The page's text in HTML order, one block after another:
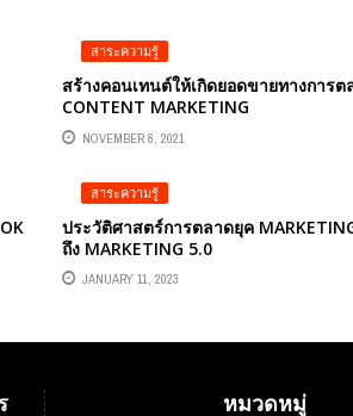
สาระความรู้
สร้างคอนเทนต์ให้เกิดยอดขายทางการ
CONTENT MARKETING
NOVEMBER 8, 2021
สาระความรู้
ประวัติศาสตร์การตลาดยุค
ถึง MARKETING 5.0
JANUARY 11, 2023
หมวดหมู่